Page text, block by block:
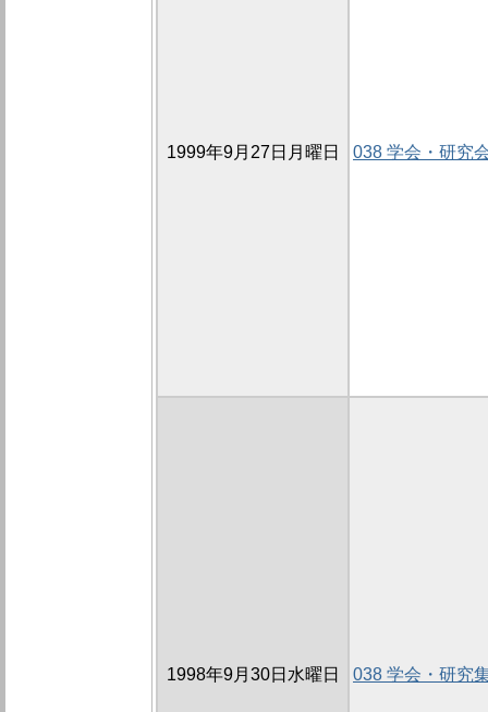
1999年9月27日月曜日 038 学会・研究
1998年9月30日水曜日 038 学会・研究